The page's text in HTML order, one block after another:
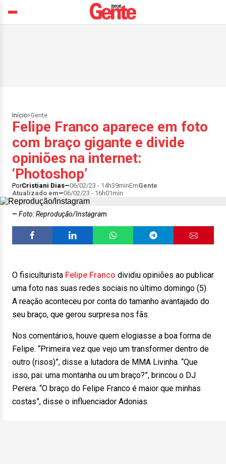
Início>Gente
Felipe Franco aparece em foto
com braço gigante e divide
opiniões na internet:
‘Photoshop’
PorCristiani Dias 06/02/23 - 14h39minEmGente
Atualizado em
06/02/23 - 16h01min
Foto: Reprodução/Instagram
O fisiculturista Felipe Franco dividiu opiniões ao publicar
uma foto nas suas redes sociais no último domingo (5).
A reação aconteceu por conta do tamanho avantajado do
seu braço, que gerou surpresa nos fãs.
Nos comentários, houve quem elogiasse a boa forma de
Felipe. “Primeira vez que vejo um transformer dentro de
outro (risos)”, disse a lutadora de MMA Livinha. “Que
isso, pai: uma montanha ou um braço?”, brincou o DJ
Perera. “O braço do Felipe Franco é maior que minhas
costas”, disse o influenciador Adonias.